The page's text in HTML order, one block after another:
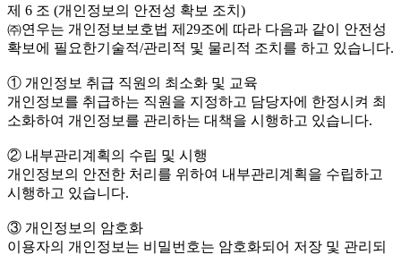
제 6 조 (개인정보의 안전성 확보 조치)
㈜연우는 개인정보보호법 제29조에 따라 다음과 같이 안전성
확보에 필요한기술적/관리적 및 물리적 조치를 하고 있습니다.
① 개인정보 취급 직원의 최소화 및 교육
개인정보를 취급하는 직원을 지정하고 담당자에 한정시켜 최
소화하여 개인정보를 관리하는 대책을 시행하고 있습니다.
② 내부관리계획의 수립 및 시행
개인정보의 안전한 처리를 위하여 내부관리계획을 수립하고
시행하고 있습니다.
③ 개인정보의 암호화
이용자의 개인정보는 비밀번호는 암호화되어 저장 및 관리되